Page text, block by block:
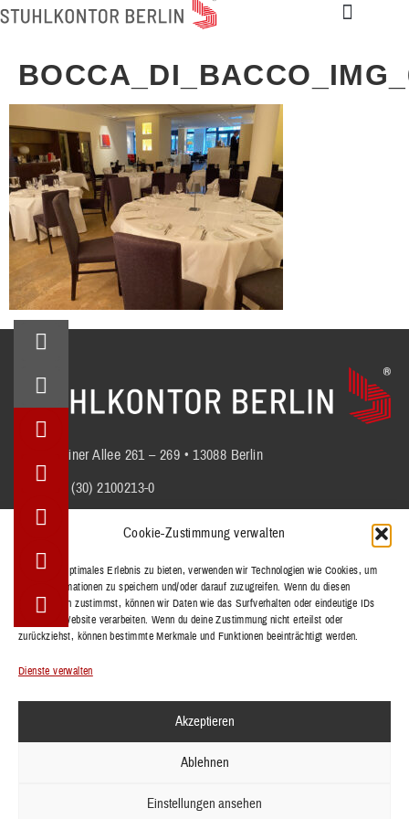
Cookie-Zustimmung verwalten
Um dir ein optimales Erlebnis zu bieten, verwenden wir Technologien wie Cookies, um
Geräteinformationen zu speichern und/oder darauf zuzugreifen. Wenn du diesen
Technologien zustimmst, können wir Daten wie das Surfverhalten oder eindeutige IDs
auf dieser Website verarbeiten. Wenn du deine Zustimmung nicht erteilst oder
zurückziehst, können bestimmte Merkmale und Funktionen beeinträchtigt werden.
Dienste verwalten
Akzeptieren
Ablehnen
Einstellungen ansehen
Berliner Allee 261 – 269 • 13088 Berlin
+49 (30) 2100213-0
info@stuhlkontor.berlin
BÄNKE
TISCHE
REFERENZEN